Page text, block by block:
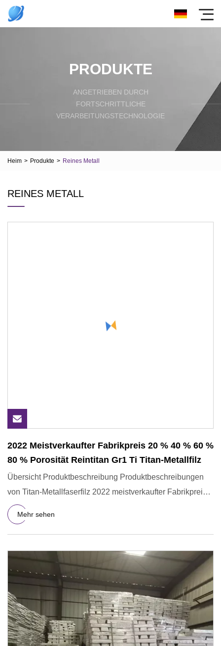
PRODUKTE
ANGETRIEBEN DURCH
FORTSCHRITTLICHE
VERARBEITUNGSTECHNOLOGIE
Heim > Produkte > Reines Metall
REINES METALL
2022 Meistverkaufter Fabrikpreis 20 % 40 % 60 %
80 % Porosität Reintitan Gr1 Ti Titan-Metallfilz
Übersicht Produktbeschreibung Produktbeschreibungen
von Titan-Metallfaserfilz 2022 meistverkaufter Fabrikpreis
20 % 40 %
Mehr sehen